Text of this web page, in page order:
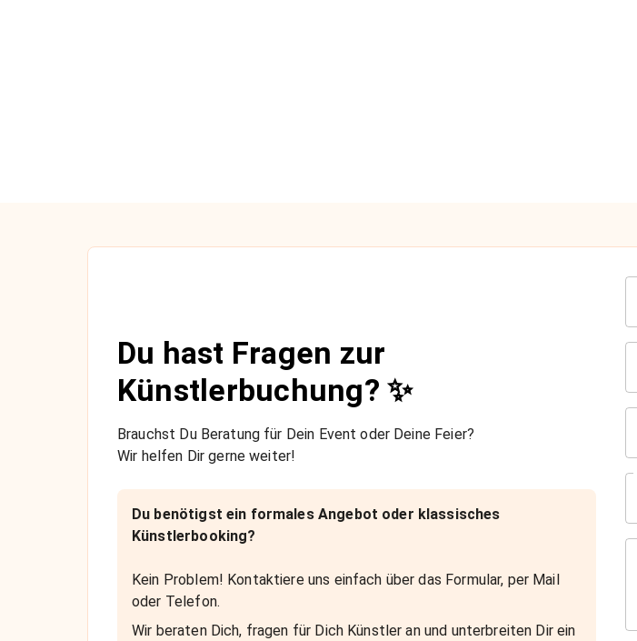
Du hast Fragen zur
Künstlerbuchung? ✨
Brauchst Du Beratung für Dein Event oder Deine Feier?
Wir helfen Dir gerne weiter!
Du benötigst ein formales Angebot oder klassisches
Künstlerbooking?
Kein Problem! Kontaktiere uns einfach über das Formular, per Mail
oder Telefon.
Wir beraten Dich, fragen für Dich Künstler an und unterbreiten Dir ein